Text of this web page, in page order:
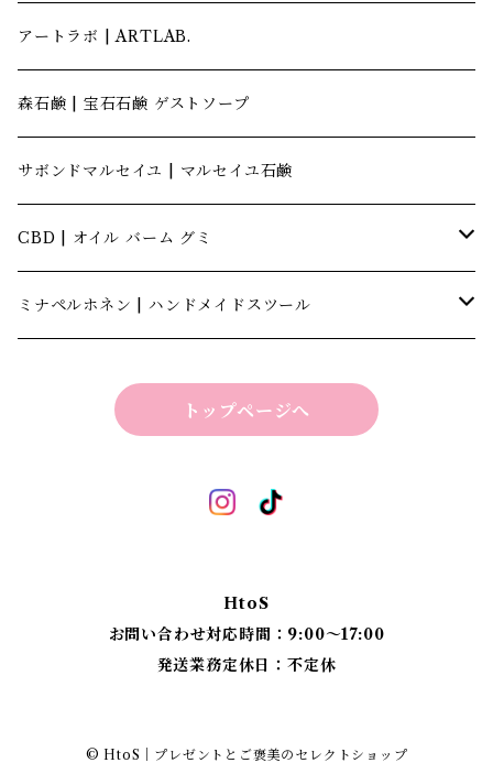
アートラボ | ARTLAB.
森石鹸 | 宝石石鹸 ゲストソープ
サボンドマルセイユ | マルセイユ石鹸
CBD | オイル バーム グミ
キャナテック | CannaTech
ミナペルホネン | ハンドメイドスツール
折り畳みスツール
丸脚四角スツール
細脚四角スツール
トップページへ
HtoS
お問い合わせ対応時間：9:00〜17:00
発送業務定休日：不定休
© HtoS｜プレゼントとご褒美のセレクトショップ